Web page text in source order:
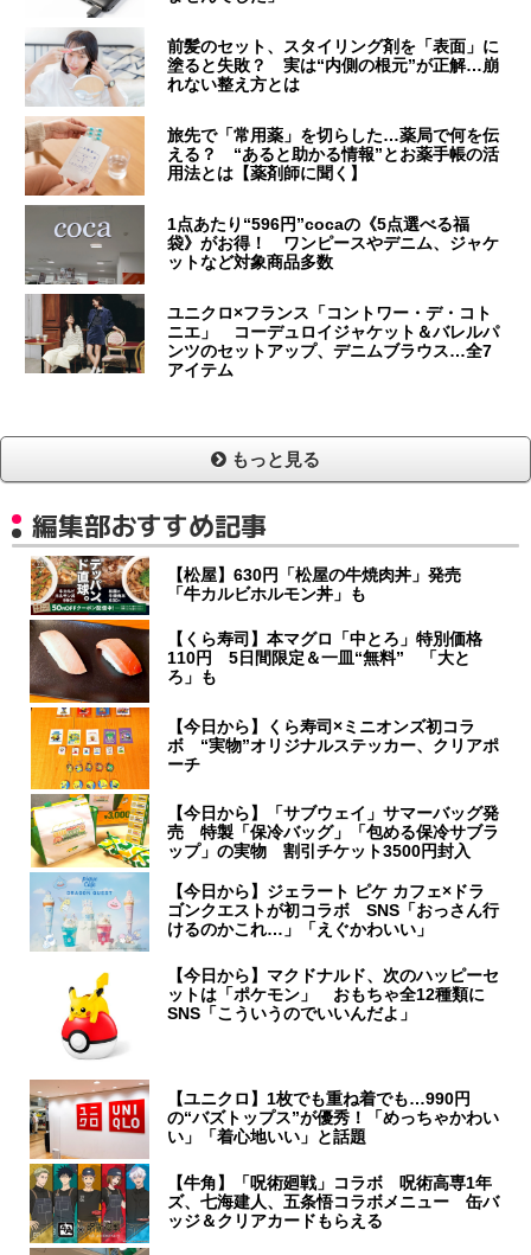
前髪のセット、スタイリング剤を「表面」に
塗ると失敗？ 実は“内側の根元”が正解…崩
れない整え方とは
旅先で「常用薬」を切らした…薬局で何を伝
える？ “あると助かる情報”とお薬手帳の活
用法とは【薬剤師に聞く】
1点あたり“596円”cocaの《5点選べる福
袋》がお得！ ワンピースやデニム、ジャケ
ットなど対象商品多数
ユニクロ×フランス「コントワー・デ・コト
ニエ」 コーデュロイジャケット＆バレルパ
ンツのセットアップ、デニムブラウス…全7
アイテム
もっと見る
編集部おすすめ記事
【松屋】630円「松屋の牛焼肉丼」発売
「牛カルビホルモン丼」も
【くら寿司】本マグロ「中とろ」特別価格
110円 5日間限定＆一皿“無料” 「大と
ろ」も
【今日から】くら寿司×ミニオンズ初コラ
ボ “実物”オリジナルステッカー、クリアポ
ーチ
【今日から】「サブウェイ」サマーバッグ発
売 特製「保冷バッグ」「包める保冷サブラ
ップ」の実物 割引チケット3500円封入
【今日から】ジェラート ピケ カフェ×ドラ
ゴンクエストが初コラボ SNS「おっさん行
けるのかこれ…」「えぐかわいい」
【今日から】マクドナルド、次のハッピーセ
ットは「ポケモン」 おもちゃ全12種類に
SNS「こういうのでいいんだよ」
【ユニクロ】1枚でも重ね着でも…990円
の“バズトップス”が優秀！「めっちゃかわい
い」「着心地いい」と話題
【牛角】「呪術廻戦」コラボ 呪術高専1年
ズ、七海建人、五条悟コラボメニュー 缶バ
ッジ＆クリアカードもらえる